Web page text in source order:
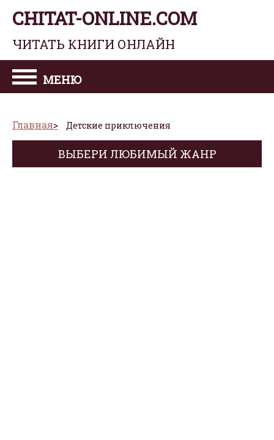
CHITAT-ONLINE.COM
ЧИТАТЬ КНИГИ ОНЛАЙН
МЕНЮ
Главная Детские приключения
ВЫБЕРИ ЛЮБИМЫЙ ЖАНР